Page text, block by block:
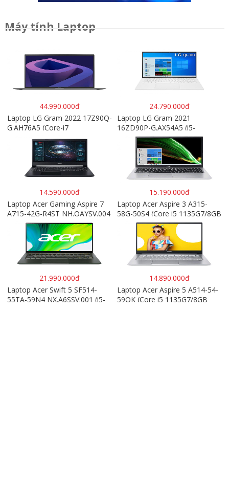
Máy tính Laptop
44.990.000đ
Laptop LG Gram 2022 17Z90Q-
G.AH76A5 (Core-i7
1260P/16GB/512GB/17″
WQXGA/Win 11/Xám)
24.790.000đ
Laptop LG Gram 2021
16ZD90P-G.AX54A5 (i5-
1135G7/8GB RAM/512GB
SSD/16″WQXGA/Dos/Trắng)
14.590.000đ
Laptop Acer Gaming Aspire 7
A715-42G-R4ST NH.QAYSV.004
(R5 5500U/8GB RAM/256GB
SSD/15.6″FHD IPS/GTX1650
4GB/Win10) – Hàng chính hãng
15.190.000đ
Laptop Acer Aspire 3 A315-
58G-50S4 (Core i5 1135G7/8GB
RAM/512GB/15.6″FHD/MX350
2GB/Win 10/Bạc)
21.990.000đ
Laptop Acer Swift 5 SF514-
55TA-59N4 NX.A6SSV.001 (i5-
14.890.000đ
Laptop Acer Aspire 5 A514-54-
59QK (Core i5 1135G7/8GB